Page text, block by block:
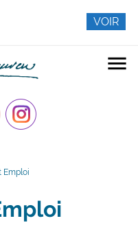
menu
Emploi
VOIR